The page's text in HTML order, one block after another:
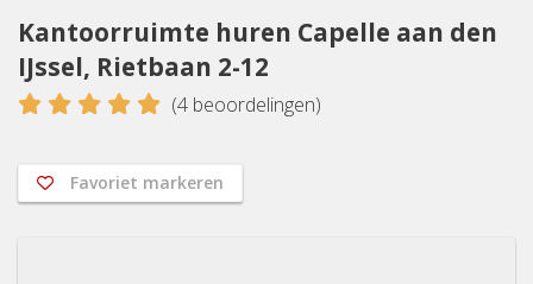
Kantoorruimte huren Capelle aan den
IJssel, Rietbaan 2-12
5 (4 beoordelingen)
Favoriet markeren